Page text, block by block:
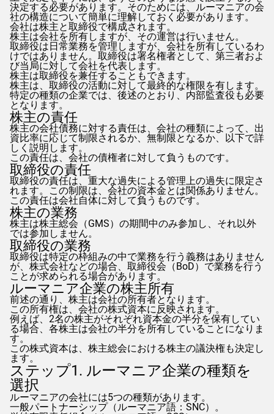
決定する必要があります。そのためには、ルーマニアの会
社の構造について簡単に理解しておく必要があります。
会社は株主と取締役で構成されます。
株主は会社を所有しますが、その運営は行いません。
取締役は日常業務を管理しますが、会社を所有しているわ
けではありません。取締役は署名権者として、第三者およ
び当局に対して会社を代表します。
株主は取締役を兼任することもできます。
株主は、取締役の活動に対して最終的な権限を有します。
特定の種類の企業では、後述のとおり、内部監査役も必要
となります。
株主の責任
株主の会社債務に対する責任は、会社の種類によって、出
資比率に応じて制限されるか、無制限となるか、以下で詳
しく説明します。
この責任は、会社の債権者に対して負うものです。
取締役の責任
取締役の責任は、重大な過失による管理上の過失に限定さ
れます。この制限は、会社の資本金とは関係ありません。
この責任は会社自体に対して負うものです。
株主の業務
株主は株主総会（GMS）の期間中のみ参加し、それ以外
では参加しません。
取締役の業務
取締役は特定の枠組みの中で業務を行う義務はありません
が、株式会社などの場合、取締役会（BoD）で業務を行う
ことが求められる場合があります。
ルーマニア企業の株主所有
前述の通り、株主は会社の所有者となります。
この所有権は、会社の株式資本に反映されます。
例えば、2名の株主がそれぞれ資本金の半分を保有してい
る場合、各株主は会社の半分を所有していることになりま
す。
この株式資本は、株主総会における株主の議決権も決定し
ます。
ステップ1. ルーマニア企業の種類を
選択
ルーマニアの会社には5つの種類があります。
一般パートナーシップ（ルーマニア語：SNC）。